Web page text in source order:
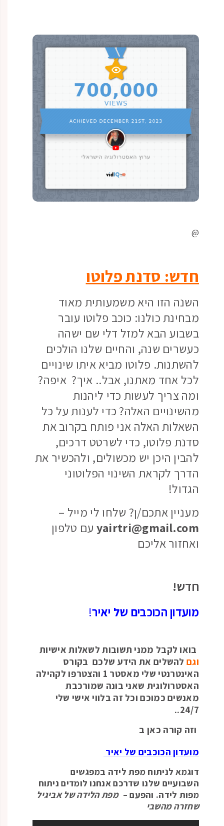
@
חדש: סדנת פלוטו
השנה הזו היא משמעותית מאוד
מבחינת כולנו: כוכב פלוטו עובר
בשבוע הבא למזל דלי שם ישהה
כעשרים שנה, והחיים שלנו הולכים
להשתנות. פלוטו מביא איתו שינויים
לכל אחד מאתנו, אבל.. איך? איפה?
ומה צריך לעשות כדי ליהנות
מהשינויים האלה? כדי לענות על כל
השאלות האלה אני פותח בקרוב את
סדנת פלוטו, כדי לשרטט דרכים,
להבין היכן יש מכשולים, ולהכשיר את
הדרך לקראת השינוי הפלוטוני
הגדול!
מעניין אתכם/ן? שלחו לי מייל –
yairtri@gmail.com עם טלפון
ואחזור אליכם
חדש!
מועדון הכוכבים של יאיר!
בואו לקבל ממני תשובות לשאלות אישיות
וגםלהשלים את הידע שלכם בקורס
האינטרנטי שלי מאסטר 1 והצטרפו לקהילה
האסטרולוגית שאני בונה שמורכבת
מאנשים כמוכם וכל זה בלווי אישי שלי
24/7..
וזה קורה כאן ב
מועדון הכוכבים של יאיר
דוגמא לניתוח מפת לידה במפגשים
השבועיים שלנו שדרכם אנחנו לומדים ניתוח
מפות לידה. והפעם –מפת הלידה של אביגיל
שחזרה מהשבי